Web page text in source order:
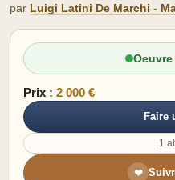
par Luigi Latini De Marchi -
Prix : 2 000 €
Faire
1
❤